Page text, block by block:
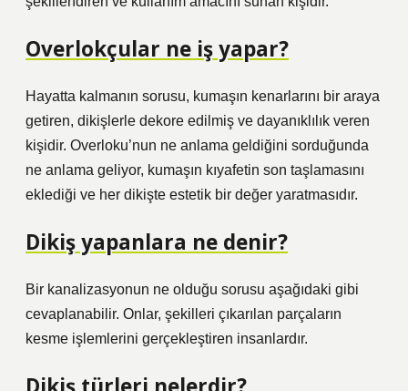
Overlokçular ne iş yapar?
Hayatta kalmanın sorusu, kumaşın kenarlarını bir araya
getiren, dikişlerle dekore edilmiş ve dayanıklılık veren
kişidir. Overloku’nun ne anlama geldiğini sorduğunda
ne anlama geliyor, kumaşın kıyafetin son taşlamasını
eklediği ve her dikişte estetik bir değer yaratmasıdır.
Dikiş yapanlara ne denir?
Bir kanalizasyonun ne olduğu sorusu aşağıdaki gibi
cevaplanabilir. Onlar, şekilleri çıkarılan parçaların
kesme işlemlerini gerçekleştiren insanlardır.